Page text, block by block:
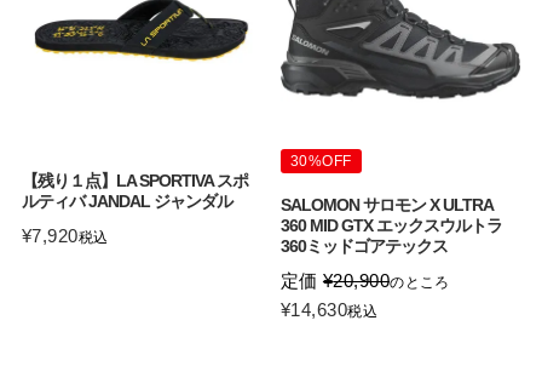
【残り１点】LA SPORTIVA スポ
ルティバ JANDAL ジャンダル
¥7,920税込
30%OFF
SALOMON サロモン X ULTRA
360 MID GTX エックスウルトラ
360ミッドゴアテックス
定価 ¥20,900のところ
¥14,630税込